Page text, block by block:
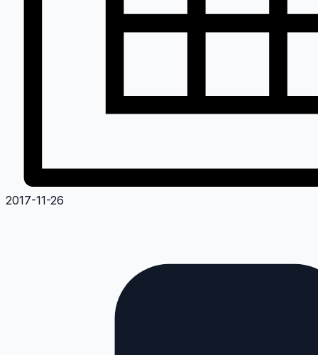
2017-11-26